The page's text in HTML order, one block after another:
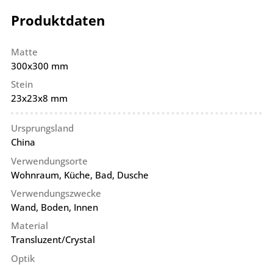
Produktdaten
Matte
300x300 mm
Stein
23x23x8 mm
Ursprungsland
China
Verwendungsorte
Wohnraum, Küche, Bad, Dusche
Verwendungszwecke
Wand, Boden, Innen
Material
Transluzent/Crystal
Optik